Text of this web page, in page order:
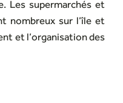
Les supermarchés et
nombreux sur l’île et
et l’organisation des